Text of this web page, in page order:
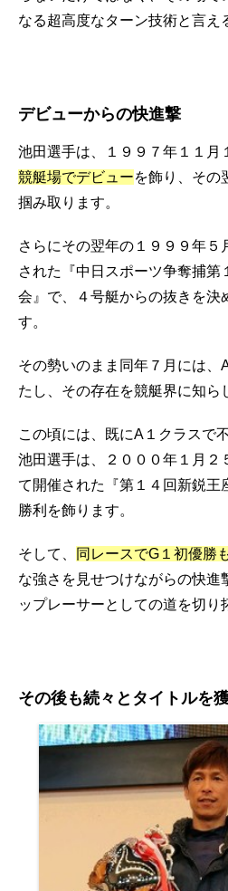
なる超高度なターン技術と言え
デビューからの快進撃
池田選手は、１９９７年１１月
競艇場でデビューを飾り、その
掴み取ります。
さらにその翌年の１９９９年５
された『中日スポーツ争奪捕第
会』で、４号艇からの抜きを決
す。
その勢いのまま同年７月には、
たし、その存在を競艇界に知ら
この頃には、既にA１クラスで
池田選手は、２０００年１月２
て開催された『第１４回新鋭王
勝利を飾ります。
そして、 同レースでG１初優勝
な強さを見せつけながらの快進
ップレーサーとしての道を切り
その後も続々とタイトルを